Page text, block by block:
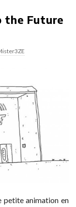
the Future
petite animation en